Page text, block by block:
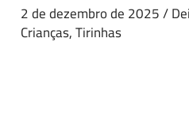
2 de dezembro de 2025/
Crianças,Tirinhas